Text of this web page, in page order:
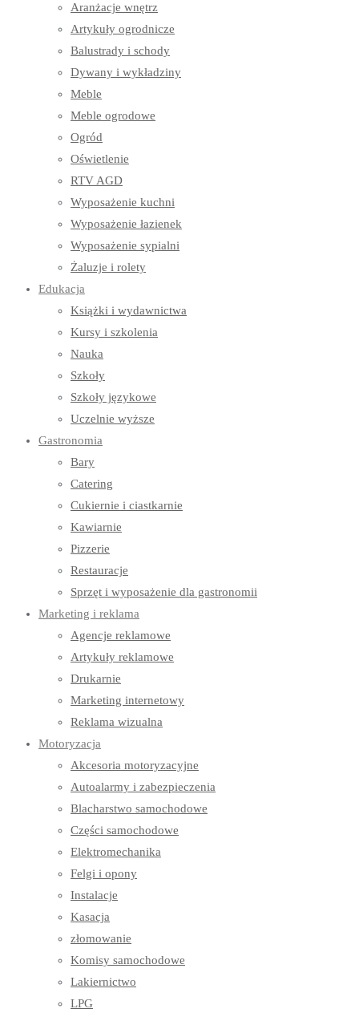
Aranżacje wnętrz
Artykuły ogrodnicze
Balustrady i schody
Dywany i wykładziny
Meble
Meble ogrodowe
Ogród
Oświetlenie
RTV AGD
Wyposażenie kuchni
Wyposażenie łazienek
Wyposażenie sypialni
Żaluzje i rolety
Edukacja
Książki i wydawnictwa
Kursy i szkolenia
Nauka
Szkoły
Szkoły językowe
Uczelnie wyższe
Gastronomia
Bary
Catering
Cukiernie i ciastkarnie
Kawiarnie
Pizzerie
Restauracje
Sprzęt i wyposażenie dla gastronomii
Marketing i reklama
Agencje reklamowe
Artykuły reklamowe
Drukarnie
Marketing internetowy
Reklama wizualna
Motoryzacja
Akcesoria motoryzacyjne
Autoalarmy i zabezpieczenia
Blacharstwo samochodowe
Części samochodowe
Elektromechanika
Felgi i opony
Instalacje
Kasacja
złomowanie
Komisy samochodowe
Lakiernictwo
LPG